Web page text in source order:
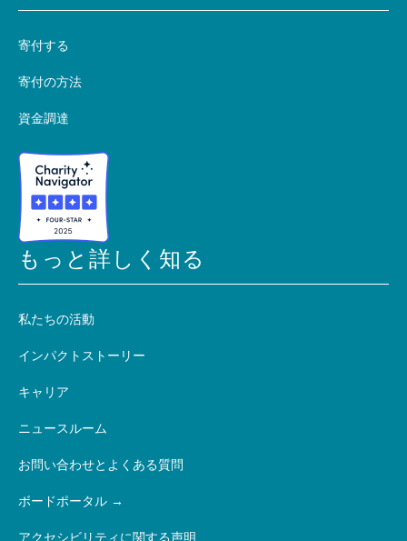
寄付する
寄付の方法
資金調達
もっと詳しく知る
私たちの活動
インパクトストーリー
キャリア
ニュースルーム
お問い合わせとよくある質問
ボードポータル